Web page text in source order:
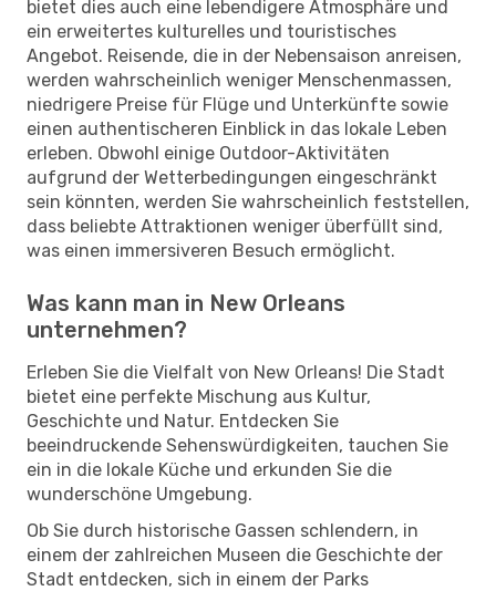
bietet dies auch eine lebendigere Atmosphäre und
ein erweitertes kulturelles und touristisches
Angebot. Reisende, die in der Nebensaison anreisen,
werden wahrscheinlich weniger Menschenmassen,
niedrigere Preise für Flüge und Unterkünfte sowie
einen authentischeren Einblick in das lokale Leben
erleben. Obwohl einige Outdoor-Aktivitäten
aufgrund der Wetterbedingungen eingeschränkt
sein könnten, werden Sie wahrscheinlich feststellen,
dass beliebte Attraktionen weniger überfüllt sind,
was einen immersiveren Besuch ermöglicht.
Was kann man in New Orleans
unternehmen?
Erleben Sie die Vielfalt von New Orleans! Die Stadt
bietet eine perfekte Mischung aus Kultur,
Geschichte und Natur. Entdecken Sie
beeindruckende Sehenswürdigkeiten, tauchen Sie
ein in die lokale Küche und erkunden Sie die
wunderschöne Umgebung.
Ob Sie durch historische Gassen schlendern, in
einem der zahlreichen Museen die Geschichte der
Stadt entdecken, sich in einem der Parks